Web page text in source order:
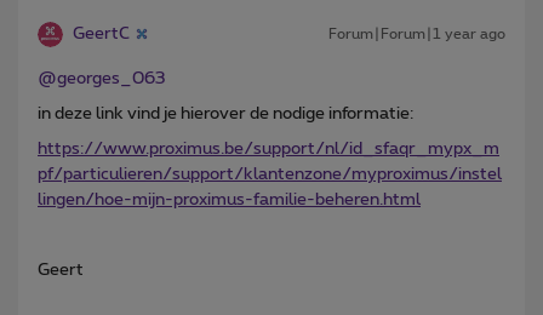
GeertC Forum|Forum|1 year ago
@georges_063
in deze link vind je hierover de nodige informatie:
https://www.proximus.be/support/nl/id_sfaqr_mypx_m
pf/particulieren/support/klantenzone/myproximus/instel
lingen/hoe-mijn-proximus-familie-beheren.html
Geert